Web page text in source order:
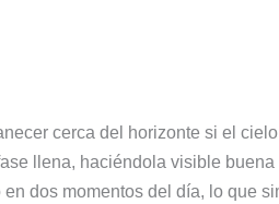
cerca del horizonte si el
llena, haciéndola visible buena
dos momentos del día, lo que